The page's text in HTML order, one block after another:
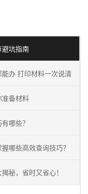
坑指南
办 打印材料一次说清
备材料
哪些？
哪些高效查询技巧？
秘，省时又省心！